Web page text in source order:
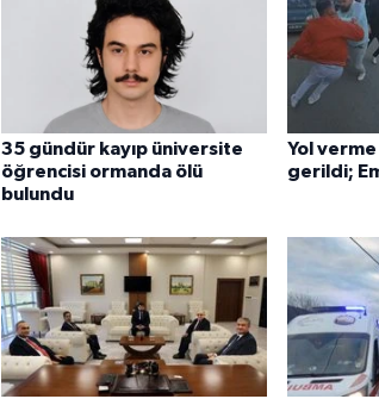
35 gündür kayıp üniversite
öğrencisi ormanda ölü
bulundu
Yol
gerildi;